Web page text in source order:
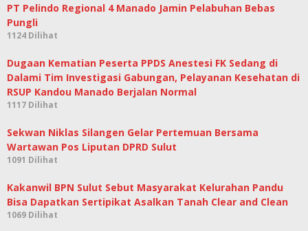
PT Pelindo Regional 4 Manado Jamin Pelabuhan Bebas
Pungli
1124 Dilihat
Dugaan Kematian Peserta PPDS Anestesi FK Sedang di
Dalami Tim Investigasi Gabungan, Pelayanan Kesehatan di
RSUP Kandou Manado Berjalan Normal
1117 Dilihat
Sekwan Niklas Silangen Gelar Pertemuan Bersama
Wartawan Pos Liputan DPRD Sulut
1091 Dilihat
Kakanwil BPN Sulut Sebut Masyarakat Kelurahan Pandu
Bisa Dapatkan Sertipikat Asalkan Tanah Clear and Clean
1069 Dilihat